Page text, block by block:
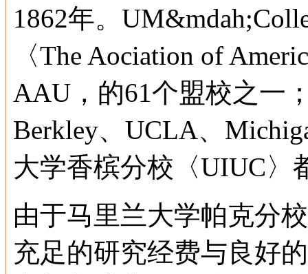
1862年。
〈The Aociation of
AAU，的61个盟校之一
Berkley、UCLA、
大学香槟分校〈UIUC〉
由于马里兰大学帕克分
充足的研究经费与良好